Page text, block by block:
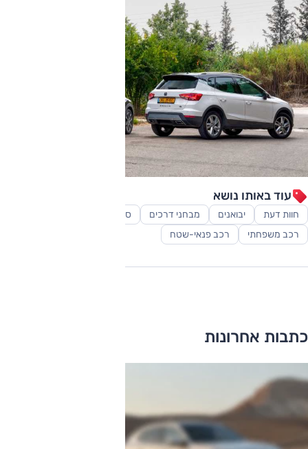
עוד באותו נושא
חוות דעת יבואנים מבחני דרכים סופרמיני
רכב משפחתי
רכב פנאי-שטח
כתבות אחרונות